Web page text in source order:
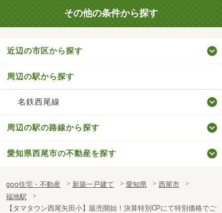
その他の条件から探す
近辺の市区から探す
周辺の駅から探す
名鉄西尾線
周辺の駅の路線から探す
愛知県西尾市の不動産を探す
goo住宅・不動産 新築一戸建て 愛知県
西尾市
福地駅
【タマタウン西尾矢田小】販売開始！決算特別CPにて特別価格でご